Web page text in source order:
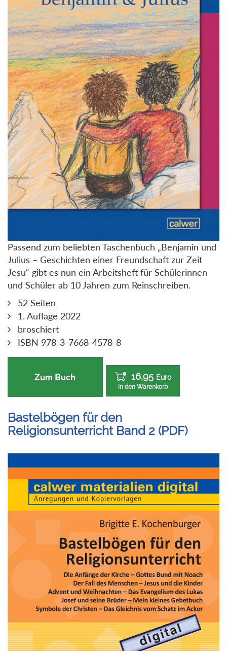
Passend zum beliebten Taschenbuch „Benjamin und
Julius – Geschichten einer Freundschaft zur Zeit
Jesu“ gibt es nun ein Arbeitsheft für Schülerinnen
und Schüler ab 10 Jahren zum Reinschreiben.
52 Seiten
1. Auflage 2022
broschiert
ISBN 978-3-7668-4578-8
Zum Buch 16,95 Euro
In den Warenkorb
Bastelbögen für den
Religionsunterricht Band 2 (PDF)